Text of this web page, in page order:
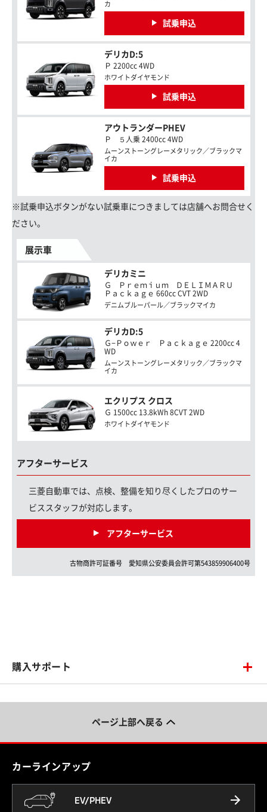
カ
試乗申込
デリカD:5
Ｐ 2200cc 4WD
ホワイトダイヤモンド
試乗申込
アウトランダーPHEV
Ｐ ５人乗 2400cc 4WD
ムーンストーングレーメタリック／ブラックマ
イカ
試乗申込
※試乗申込ボタンがない試乗車につきましては店舗へお問合せく
ださい。
展示車
デリカミニ
Ｇ Ｐｒｅｍｉｕｍ ＤＥＬＩＭＡＲＵ
Ｐａｃｋａｇｅ 660cc CVT 2WD
デニムブルーパール／ブラックマイカ
デリカD:5
Ｇ−Ｐｏｗｅｒ Ｐａｃｋａｇｅ 2200cc 4
WD
ムーンストーングレーメタリック／ブラックマ
イカ
エクリプス クロス
Ｇ 1500cc 13.8kWh 8CVT 2WD
ホワイトダイヤモンド
アフターサービス
三菱自動車では、点検、整備を知り尽くしたプロのサー
ビススタッフが対応します。
アフターサービス
古物商許可証番号 愛知県公安委員会許可第543859906400号
購入サポート
ページ上部へ戻る
カーラインアップ
EV/PHEV